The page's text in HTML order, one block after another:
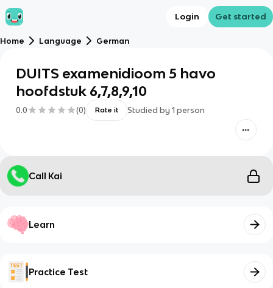
Login Get started
Home Language German
DUITS examenidioom 5 havo
hoofdstuk 6,7,8,9,10
0.0 (0) Rate it Studied by 1 person
Call Kai
Learn
Practice Test